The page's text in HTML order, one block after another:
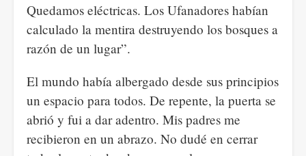
Quedamos eléctricas. Los Ufanadores habían
calculado la mentira destruyendo los bosques a
razón de un lugar”.
El mundo había albergado desde sus principios
un espacio para todos. De repente, la puerta se
abrió y fui a dar adentro. Mis padres me
recibieron en un abrazo. No dudé en cerrar